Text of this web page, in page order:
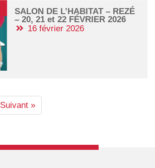
SALON DE L’HABITAT – REZÉ
– 20, 21 et 22 FÉVRIER 2026
16 février 2026
Suivant »